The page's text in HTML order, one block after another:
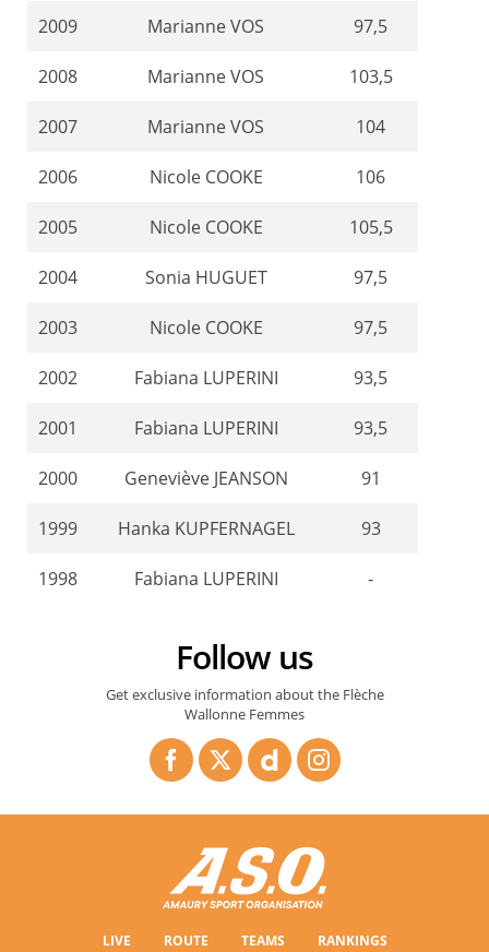
2009 Marianne VOS 97,5
2008 Marianne VOS 103,5
2007 Marianne VOS 104
2006 Nicole COOKE 106
2005 Nicole COOKE 105,5
2004 Sonia HUGUET 97,5
2003 Nicole COOKE 97,5
2002 Fabiana LUPERINI 93,5
2001 Fabiana LUPERINI 93,5
2000 Geneviève JEANSON 91
1999 Hanka KUPFERNAGEL 93
1998 Fabiana LUPERINI -
Follow us
Get exclusive information about the Flèche
Wallonne Femmes
LIVE ROUTE TEAMS RANKINGS